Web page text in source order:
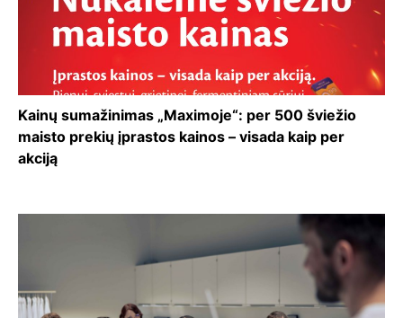
Kainų sumažinimas „Maximoje“: per 500 šviežio
maisto prekių įprastos kainos – visada kaip per
akciją